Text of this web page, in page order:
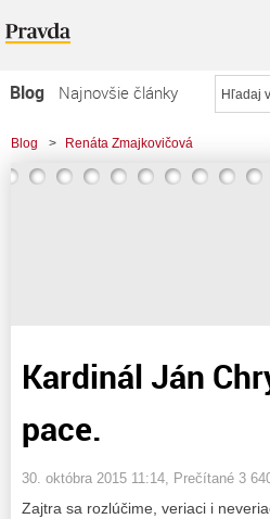
Blog
Najnovšie články
Najčítanejšie články
Najkomentovanejšie články
Blog > Renáta Zmajkovičová
> Kardinál Ján Chryzostom Korec.
Kardinál Ján
pace.
30. októbra 2015 11:14 , Prečítané 3
Zajtra sa rozlúčime, veriaci i